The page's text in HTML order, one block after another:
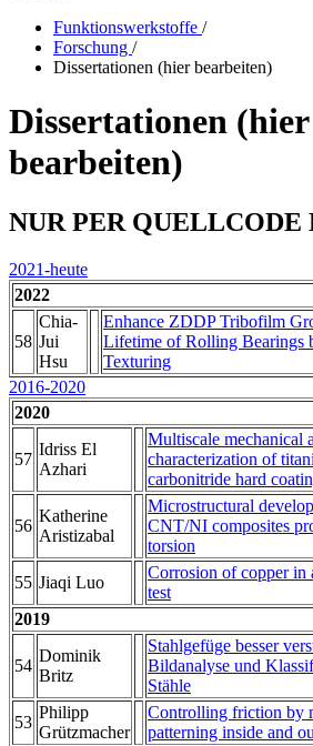
Funktionswerkstoffe /
Forschung /
Dissertationen (hier bearbeiten)
Dissertationen (hier
bearbeiten)
NUR PER QUELLCODE
2021-heute
2022
58
Chia-
Jui
Hsu
Enhance ZDDP Tribofilm
Lifetime of Rolling Bearings
Texturing
2016-2020
2020
57
Idriss El
Azhari
Multiscale mechanical
characterization of
carbonitride hard
56
Katherine
Aristizabal
Microstructural
CNT/NI composites
torsion
55 Jiaqi Luo
Corrosion of copper in
test
2019
54
Dominik
Britz
Stahlgefüge besser
Bildanalyse und
Stähle
53
Philipp
Grützmacher
Controlling friction by
patterning inside and